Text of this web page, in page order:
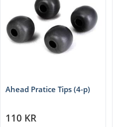
Ahead Pratice Tips (4-p)
110 KR